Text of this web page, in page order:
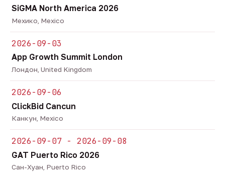
SiGMA North America 2026
Мехико, Mexico
2026-09-03
App Growth Summit London
Лондон, United Kingdom
2026-09-06
ClickBid Cancun
Канкун, Mexico
2026-09-07 - 2026-09-08
GAT Puerto Rico 2026
Сан-Хуан, Puerto Rico